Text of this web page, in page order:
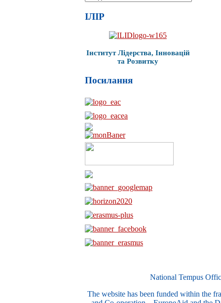
ІЛІР
Інститут Лідерства, Інновацій
та Розвитку
Посилання
National Tempus
The website has been funded within the